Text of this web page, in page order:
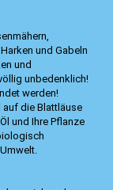
und Gabeln
und
unbedenklich!
werden!
auf die Blattläuse
und Ihre Pflanze